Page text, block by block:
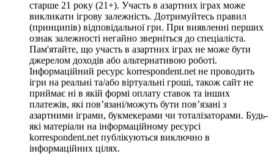
старше 21 року (21+). Участь в азартних іграх може
викликати ігрову залежність. Дотримуйтесь правил
(принципів) відповідальної гри. При виявленні перших
ознак залежності негайно зверніться до спеціаліста.
Пам'ятайте, що участь в азартних іграх не може бути
джерелом доходів або альтернативою роботі.
Інформаційний ресурс korrespondent.net не проводить
ігри на реальні та/або віртуальні гроші, також сайт не
приймає ні в якій формі оплату ставок та інших
платежів, які пов’язані/можуть бути пов’язані з
азартними іграми, букмекерами чи тоталізаторами. Будь-
які матеріали на інформаційному ресурсі
korrespondent.net публікуються виключно в
інформаційних цілях.